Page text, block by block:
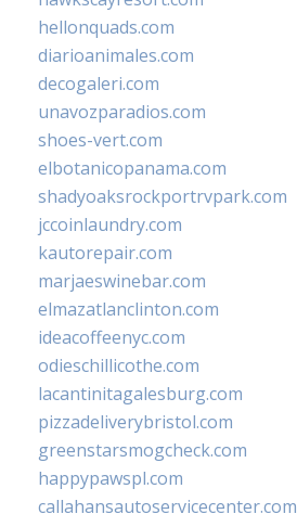
hellonquads.com
diarioanimales.com
decogaleri.com
unavozparadios.com
shoes-vert.com
elbotanicopanama.com
shadyoaksrockportrvpark.com
jccoinlaundry.com
kautorepair.com
marjaeswinebar.com
elmazatlanclinton.com
ideacoffeenyc.com
odieschillicothe.com
lacantinitagalesburg.com
pizzadeliverybristol.com
greenstarsmogcheck.com
happypawspl.com
callahansautoservicecenter.com